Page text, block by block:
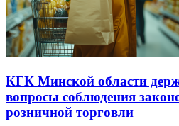
КГК Минской области
вопросы соблюдения
розничной торговли